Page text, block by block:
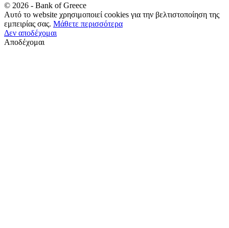
© 2026 - Bank of Greece
Αυτό το website χρησιμοποιεί cookies για την βελτιστοποίηση της
εμπειρίας σας. Μάθετε περισσότερα
Δεν αποδέχομαι
Αποδέχομαι